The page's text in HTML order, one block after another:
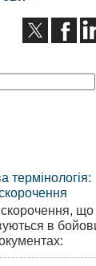
термінологія:
що
в